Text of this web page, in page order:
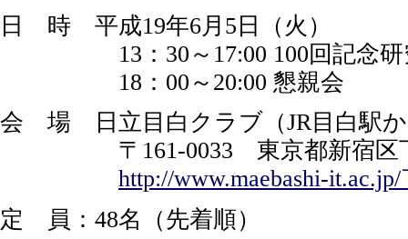
日 時 平成19年6月5日（火）
13：30～17:00 100回記念研
18：00～20:00 懇親会
会 場 日立目白クラブ（JR目白駅か
〒161-0033 東京都新宿区下落
http://www.maebashi-
定 員：48名（先着順）